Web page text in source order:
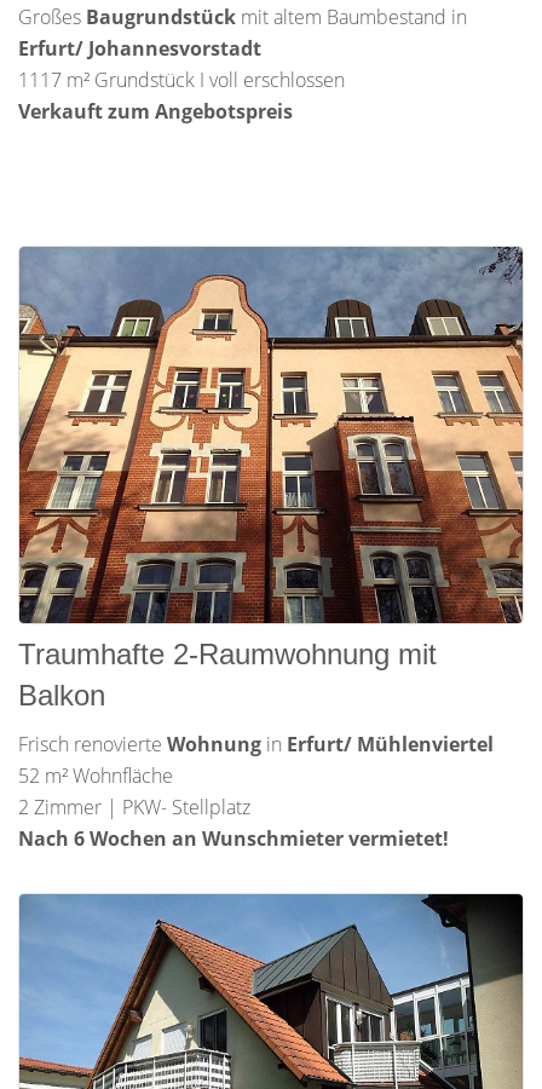
Großes Baugrundstück mit altem Baumbestand in
Erfurt/ Johannesvorstadt
1117 m² Grundstück I voll erschlossen
Verkauft zum Angebotspreis
Traumhafte 2-Raumwohnung mit
Balkon
Frisch renovierte Wohnung in Erfurt/ Mühlenviertel
52 m² Wohnfläche
2 Zimmer | PKW- Stellplatz
Nach 6 Wochen an Wunschmieter vermietet!